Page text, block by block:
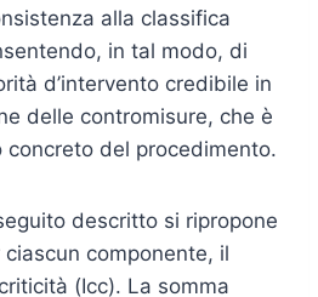
alla classifica
in tal modo, di
d’intervento credibile in
delle contromisure, che è
concreto del procedimento.
descritto si ripropone
componente, il
(Icc). La somma